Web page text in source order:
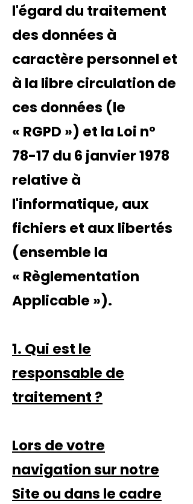
l'égard du traitement
des données à
caractère personnel et
à la libre circulation de
ces données (le
« RGPD ») et la Loi n°
78-17 du 6 janvier 1978
relative à
l'informatique, aux
fichiers et aux libertés
(ensemble la
« Règlementation
Applicable »).
1. Qui est le
responsable de
traitement ?
Lors de votre
navigation sur notre
Site ou dans le cadre